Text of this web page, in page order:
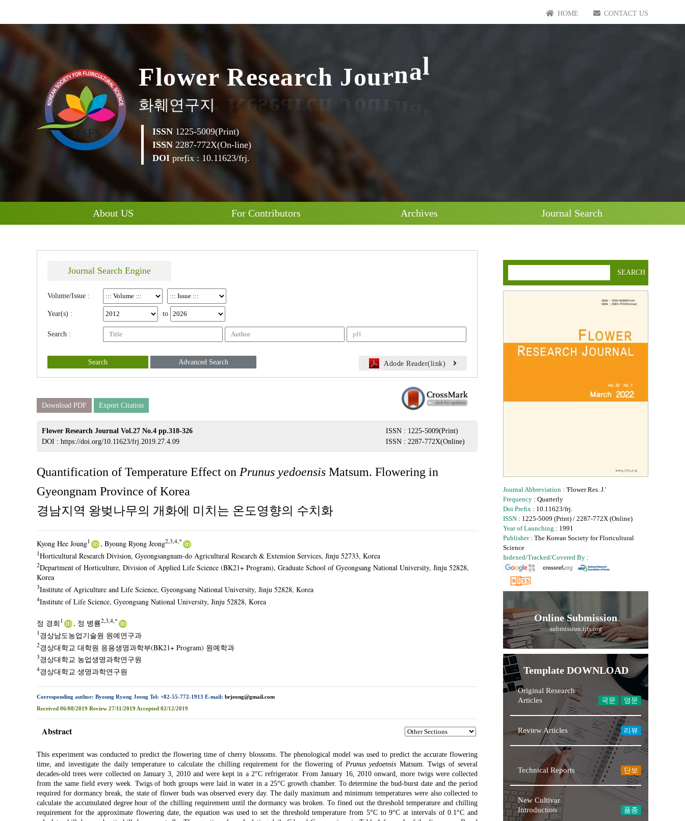
HOME CONTACT US
Flo w er Research Journal
화훼연구지
ISSN 1225-5009(Print)
ISSN 2287-772X(On-line)
DOI prefix : 10.11623/frj.
About US For Contributors Archives Journal Search
Journal Search Engine
Volume/Issue :
Year(s) : to
Search :
Search Advanced Search Adode Reader(link)
Download PDF Export Citation
ISSN : 1225-5009(Print)
ISSN : 2287-772X(Online)
Flower Research Journal Vol.27 No.4 pp.318-326
DOI : https://doi.org/10.11623/frj.2019.27.4.09
Quantification of Temperature Effect on Prunus yedoensis Matsum. Flowering in
Gyeongnam Province of Korea
경남지역 왕벚나무의 개화에 미치는 온도영향의 수치화
Kyong Hee Joung1 , Byoung Ryong Jeong2,3,4,*
1Horticultural Research Division, Gyeongsangnam-do Agricultural Research & Extension Services, Jinju 52733, Korea
2Department of Horticulture, Division of Applied Life Science (BK21+ Program), Graduate School of Gyeongsang National University, Jinju 52828,
Korea
3Institute of Agriculture and Life Science, Gyeongsang National University, Jinju 52828, Korea
4Institute of Life Science, Gyeongsang National University, Jinju 52828, Korea
정 경희 1 , 정 병룡2,3,4,*
1 경상남도농업기술원 원예연구과
2경상대학교 대학원 응용생명과학부(BK21+ Program) 원예학과
3경상대학교 농업생명과학연구원
4경상대학교 생명과학연구원
Corresponding author: Byoung Ryong Jeong Tel: +82-55-772-1913 E-mail: brjeong@gmail.com
Received 06/08/2019 Review 27/11/2019 Accepted 02/12/2019
Abstract
This experiment was conducted to predict the flowering time of cherry blossoms. The phenological model was used to predict the accurate flowering
time, and investigate the daily temperature to calculate the chilling requirement for the flowering of Prunus yedoensis Matsum. Twigs of several
decades-old trees were collected on January 3, 2010 and were kept in a 2°C refrigerator. From January 16, 2010 onward, more twigs were collected
from the same field every week. Twigs of both groups were laid in water in a 25°C growth chamber. To determine the bud-burst date and the period
required for dormancy break, the state of flower buds was observed every day. The daily maximum and minimum temperatures were also collected to
calculate the accumulated degree hour of the chilling requirement until the dormancy was broken. To fined out the threshold temperature and chilling
requirement for the approximate flowering date, the equation was used to set the threshold temperature from 5°C to 9°C at intervals of 0.1°C and
SEARCH
Journal Abbreviation : 'Flower Res. J.'
Frequency : Quarterly
Doi Prefix : 10.11623/frj.
ISSN : 1225-5009 (Print) / 2287-772X (Online)
Year of Launching : 1991
Publisher: The Korean Society for Floricultural
Science
Indexed/Tracked/Covered By :
Online Submission
submission.ijfs.org
Template DOWNLOAD
Original Research
Articles
국문 영문
Review Articles 리뷰
Technical Reports 단보
New Cultivar
Introduction
품종